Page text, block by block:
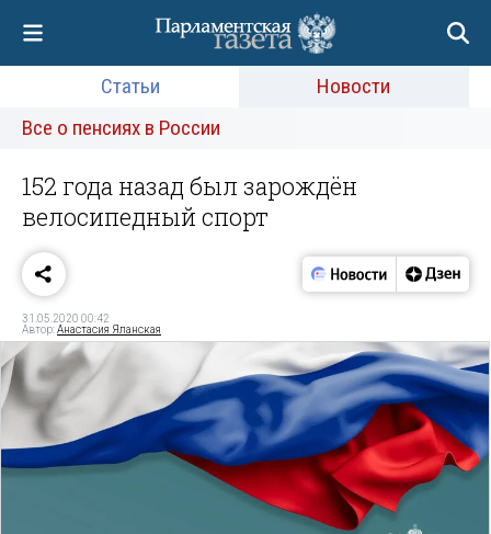
Статьи
Новости
Все о пенсиях в России
152 года назад был зарождён
велосипедный спорт
31.05.2020 00:42
Автор:Анастасия Яланская